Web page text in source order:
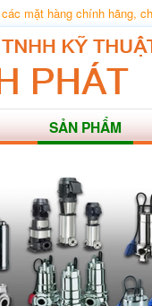
mặt hàng chính hãng,
SẢN PHẨM